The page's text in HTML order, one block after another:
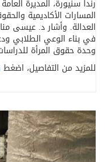
رندا سنيورة، المديرة
المسارات الأكاديمية
العدالة. وأشار د. عيسى
في بناء الوعي الطلابي
وحدة حقوق المرأة
للمزيد من التفاصيل، اضغط